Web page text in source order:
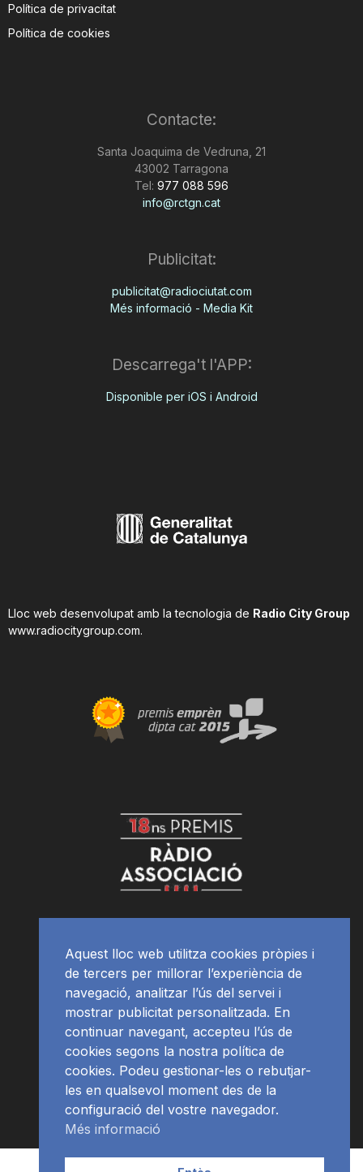
Política de privacitat
Política de cookies
Contacte:
Santa Joaquima de Vedruna, 21
43002 Tarragona
Tel: 977 088 596
info@rctgn.cat
Publicitat:
publicitat@radiociutat.com
Més informació - Media Kit
Descarrega't l'APP:
Disponible per iOS i Android
Lloc web desenvolupat amb la tecnologia de Radio City Group
www.radiocitygroup.com.
APP Programació
Aquest lloc web utilitza cookies pròpies i
de tercers per millorar l’experiència de
navegació, analitzar l’ús del servei i
mostrar publicitat personalitzada. En
continuar navegant, accepteu l’ús de
cookies segons la nostra política de
cookies. Podeu gestionar-les o rebutjar-
les en qualsevol moment des de la
configuració del vostre navegador.
Més informació